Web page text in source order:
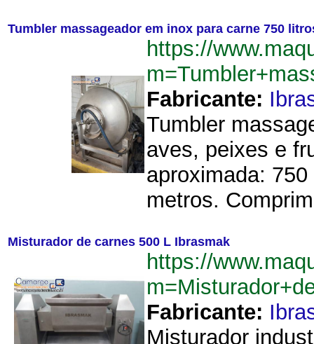
Tumbler massageador em inox para carne 750
https://
Fabricante:
Tumbler
aves, peixes e
aproximada:
metros.
Misturador de carnes 500 L Ibrasmak
https://
Fabricante:
Misturador